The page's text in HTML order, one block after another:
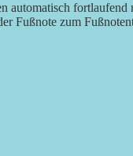
automatisch
Fußnote zum